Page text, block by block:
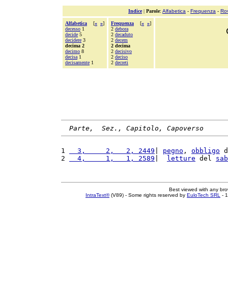
Indice| Parole: Alfabetica - Frequenza -
Alfabetica [« »]
decesso 1
decide 5
decidere 3
decima 2
decimo 8
decisa 1
decisamente 1
Frequenza [« »]
2 debora
2 decaduto
2 decem
2 decima
2 decisivo
2 deciso
2 decreti
Parte,  Sez., Capitolo, Capoverso
1
  3,     2,   2, 2449
pegno , obbligo
2
  4,     1,   1, 2589
letture del
Best viewed with any
IntraText®(V89) - Some rights reserved by EuloTech SRL -